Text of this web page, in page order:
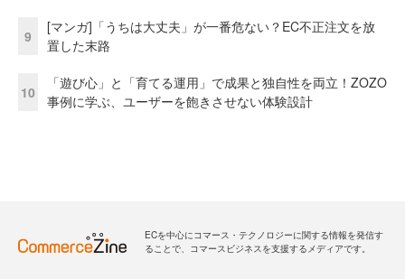
9
[マンガ]「うちは大丈夫」が一番危ない？EC不正注文を放
置した末路
10
「遊び心」と「育てる運用」で成果と独自性を両立！ZOZO
事例に学ぶ、ユーザーを飽きさせない体験設計
ECを中心にコマース・テクノロジーに関する情報を発信す
ることで、コマースビジネスを支援するメディアです。